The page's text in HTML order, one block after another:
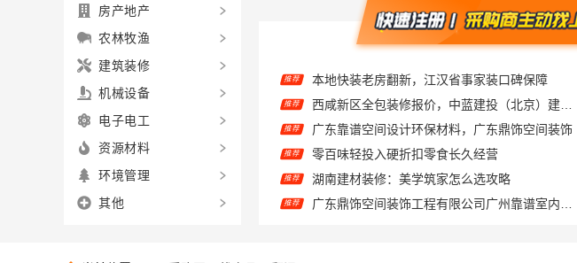
推荐
推荐 广东靠谱空间设计环保材料，广东鼎饰空间装饰
推荐 零百味轻投入硬折扣零食长久经营
推荐 湖南建材装修：美学筑家怎么选攻略
推荐
推荐 售后质保完善湖南美学筑家公司软装配套，2小时响应更安心
房产地产
农林牧渔
建筑装修
机械设备
电子电工
资源材料
环境管理
其他